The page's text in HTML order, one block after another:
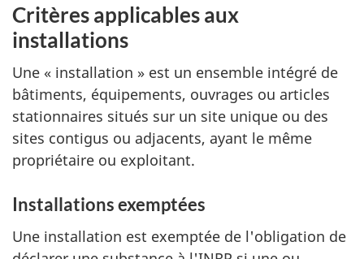
Critères applicables aux
installations
Une « installation » est un ensemble intégré de
bâtiments, équipements, ouvrages ou articles
stationnaires situés sur un site unique ou des
sites contigus ou adjacents, ayant le même
propriétaire ou exploitant.
Installations exemptées
Une installation est exemptée de l'obligation de